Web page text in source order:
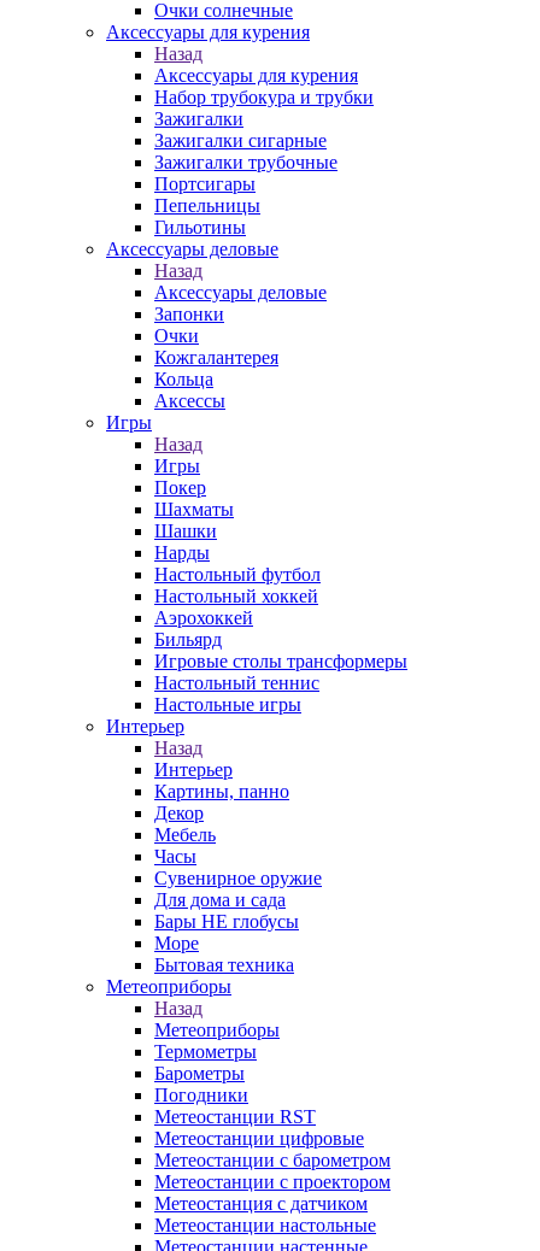
Очки солнечные
Аксессуары для курения
Назад
Аксессуары для курения
Набор трубокура и трубки
Зажигалки
Зажигалки сигарные
Зажигалки трубочные
Портсигары
Пепельницы
Гильотины
Аксессуары деловые
Назад
Аксессуары деловые
Запонки
Очки
Кожгалантерея
Кольца
Аксессы
Игры
Назад
Игры
Покер
Шахматы
Шашки
Нарды
Настольный футбол
Настольный хоккей
Аэрохоккей
Бильярд
Игровые столы трансформеры
Настольный теннис
Настольные игры
Интерьер
Назад
Интерьер
Картины, панно
Декор
Мебель
Часы
Сувенирное оружие
Для дома и сада
Бары НЕ глобусы
Море
Бытовая техника
Метеоприборы
Назад
Метеоприборы
Термометры
Барометры
Погодники
Метеостанции RST
Метеостанции цифровые
Метеостанции с барометром
Метеостанции с проектором
Метеостанция с датчиком
Метеостанции настольные
Метеостанции настенные